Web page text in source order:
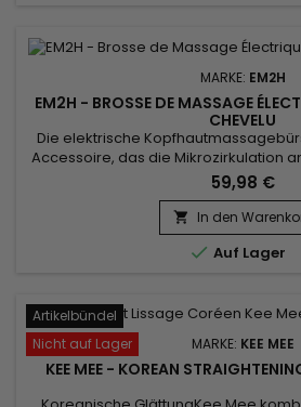
MARKE: EM2H
EM2H - BROSSE DE MASSAGE
CHEVELU
Die elektrische
Accessoire, das die Mikrozirkulation
und für tiefe Entspannung der
elektrischen Vibrationen wird die
Nährstoffversorgung der
Haarwachstum gestärkt. Sie entfernt
59,98 €
 In den
 Auf Lager
Artikelbündel
Nicht auf Lager
MARKE: KEE MEE
KEE MEE - KOREAN